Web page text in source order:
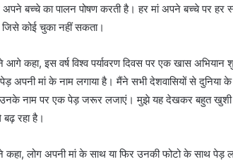
बच्चे का पालन पोषण करती है। हर मां अपने बच्चे पर हर
जिसे कोई चुका नहीं सकता।
ने आगे कहा, इस वर्ष विश्व पर्यावरण दिवस पर एक खास
अपनी मां के नाम लगाया है। मैंने सभी देशवासियों से
नाम पर एक पेड़ जरूर लजाएं। मुझे यह देखकर बहुत खुशी
रहा है।
ने कहा, लोग अपनी मां के साथ या फिर उनकी फोटो के साथ पेड़